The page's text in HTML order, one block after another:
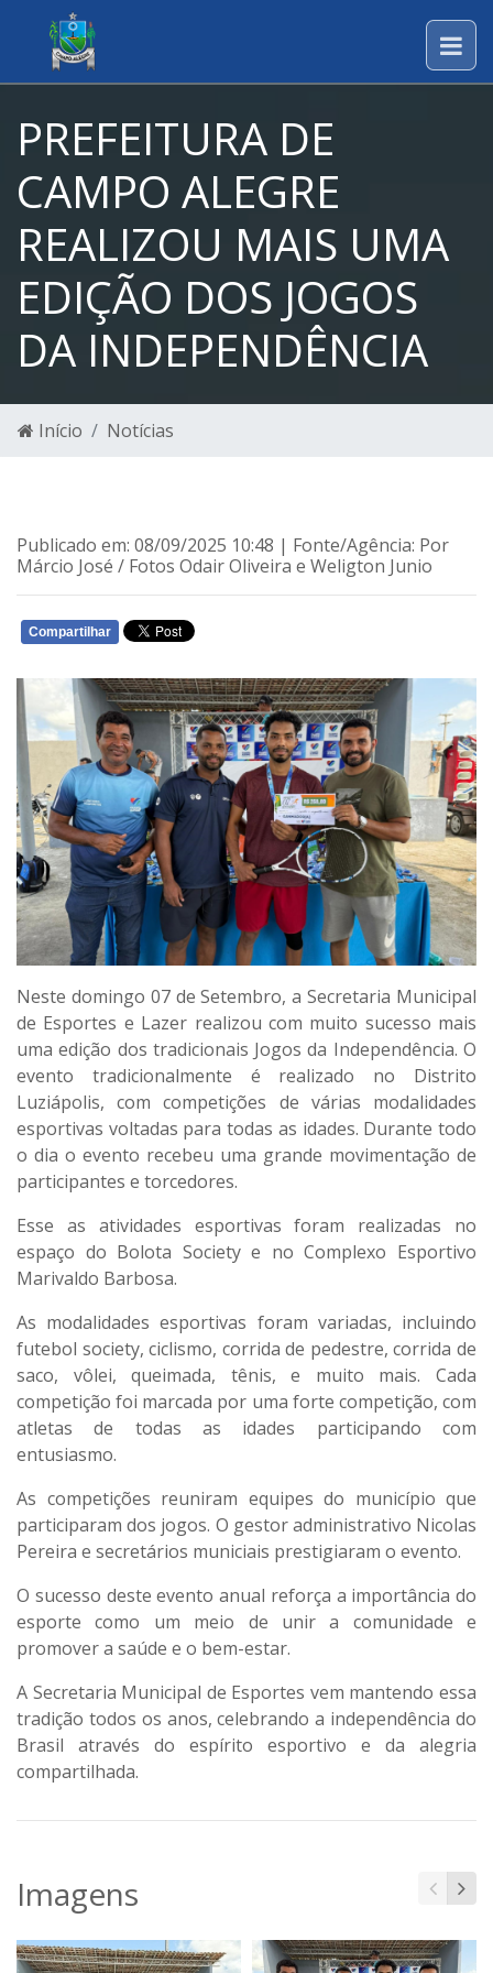
PREFEITURA DE
CAMPO ALEGRE
REALIZOU MAIS UMA
EDIÇÃO DOS JOGOS
DA INDEPENDÊNCIA
Início Notícias
Publicado em: 08/09/2025 10:48 | Fonte/Agência: Por
Márcio José / Fotos Odair Oliveira e Weligton Junio
Compartilhar
Neste domingo 07 de Setembro, a Secretaria Municipal
de Esportes e Lazer realizou com muito sucesso mais
uma edição dos tradicionais Jogos da Independência. O
evento tradicionalmente é realizado no Distrito
Luziápolis, com competições de várias modalidades
esportivas voltadas para todas as idades. Durante todo
o dia o evento recebeu uma grande movimentação de
participantes e torcedores.
Esse as atividades esportivas foram realizadas no
espaço do Bolota Society e no Complexo Esportivo
Marivaldo Barbosa.
As modalidades esportivas foram variadas, incluindo
futebol society, ciclismo, corrida de pedestre, corrida de
saco, vôlei, queimada, tênis, e muito mais. Cada
competição foi marcada por uma forte competição, com
atletas de todas as idades participando com
entusiasmo.
As competições reuniram equipes do município que
participaram dos jogos. O gestor administrativo Nicolas
Pereira e secretários municiais prestigiaram o evento.
O sucesso deste evento anual reforça a importância do
esporte como um meio de unir a comunidade e
promover a saúde e o bem-estar.
A Secretaria Municipal de Esportes vem mantendo essa
tradição todos os anos, celebrando a independência do
Brasil através do espírito esportivo e da alegria
compartilhada.
Imagens